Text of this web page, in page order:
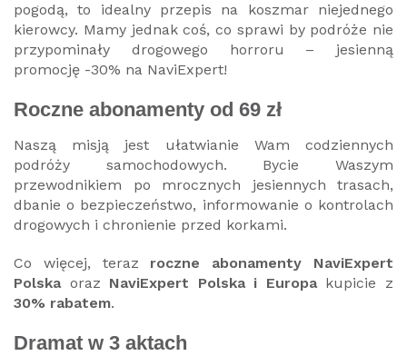
pogodą, to idealny przepis na koszmar niejednego
kierowcy. Mamy jednak coś, co sprawi by podróże nie
przypominały drogowego horroru – jesienną
promocję -30% na NaviExpert!
Roczne abonamenty od 69 zł
Naszą misją jest ułatwianie Wam codziennych
podróży samochodowych. Bycie Waszym
przewodnikiem po mrocznych jesiennych trasach,
dbanie o bezpieczeństwo, informowanie o kontrolach
drogowych i chronienie przed korkami.
Co więcej, teraz roczne abonamenty NaviExpert
Polska oraz NaviExpert Polska i Europa kupicie z
30% rabatem.
Dramat w 3 aktach